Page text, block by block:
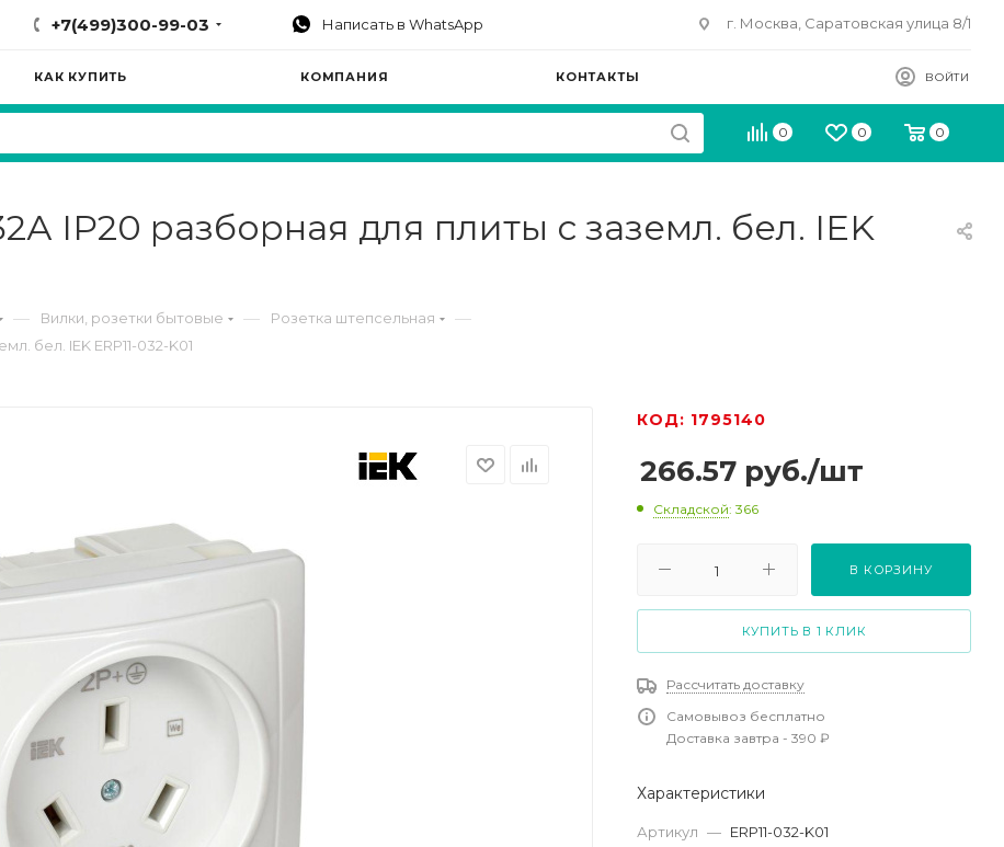
+7(499)300-99-03 Написать в WhatsApp г. Москва, Саратовская улица 8/1
ВОЙТИ
КАК КУПИТЬ КОМПАНИЯ КОНТАКТЫ
0 0 0
IP20 разборная для плиты с заземл. бел. IEK
— Вилки, розетки бытовые — Розетка штепсельная —
бел. IEK ERP11-032-K01
КОД: 1795140
266.57 руб./шт
Складской: 366
В КОРЗИНУ
КУПИТЬ В 1 КЛИК
Рассчитать доставку
Самовывоз бесплатно
Доставка завтра - 390 ₽
Характеристики
Артикул — ERP11-032-K01